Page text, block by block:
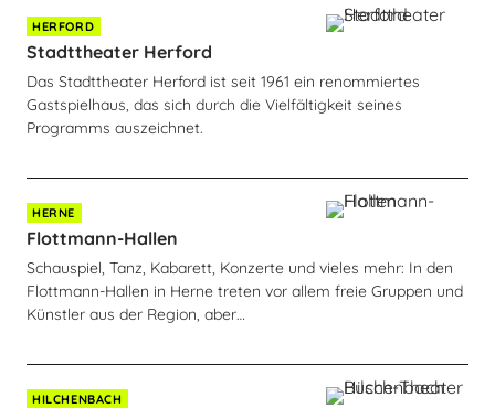
HERFORD
Stadttheater Herford
Das Stadttheater Herford ist seit 1961 ein renommiertes
Gastspielhaus, das sich durch die Vielfältigkeit seines
Programms auszeichnet.
HERNE
Flottmann-Hallen
Schauspiel, Tanz, Kabarett, Konzerte und vieles mehr: In den
Flottmann-Hallen in Herne treten vor allem freie Gruppen und
Künstler aus der Region, aber…
HILCHENBACH